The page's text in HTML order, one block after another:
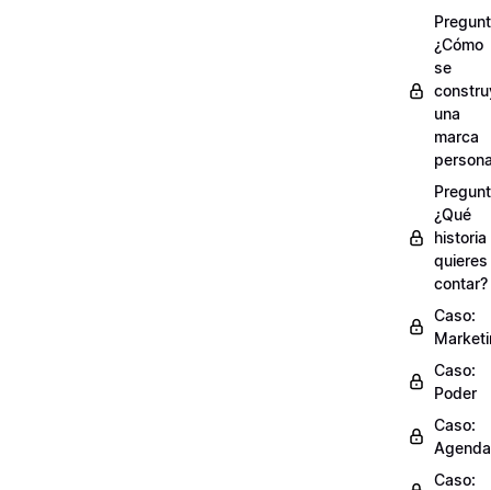
¿Cómo
se
una
marca
¿Qué
historia
quieres
contar?
Caso:
Caso:
Poder
Caso:
Agenda
Caso: